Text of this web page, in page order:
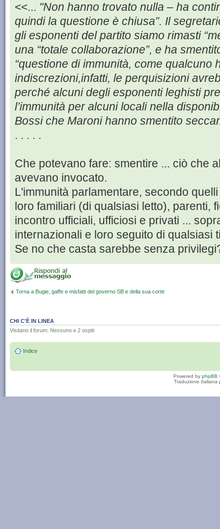
<<... "Non hanno trovato nulla – ha
quindi la questione è chiusa”. Il
gli esponenti del partito siamo rimasti
una “totale collaborazione”, e ha
“questione di immunità, come qualcuno
indiscrezioni,infatti, le perquisizioni
perché alcuni degli esponenti leghisti
l’immunità per alcuni locali nella
Bossi che Maroni hanno smentito
. . . . .
Che potevano fare: smentire ... ciò che
avevano invocato.
L'immunità parlamentare, secondo
loro familiari (di qualsiasi letto), parenti,
incontro ufficiali, ufficiosi e privati ...
internazionali e loro seguito di qualsiasi
Se no che casta sarebbe senza
Torna a Bugie, gaffe e misfatti del governo SB e della sua corte
CHI C’È IN LINEA
Visitano il forum: Nessuno e 2 ospiti
Indice
Powered by phpBB
Traduzione Italiana